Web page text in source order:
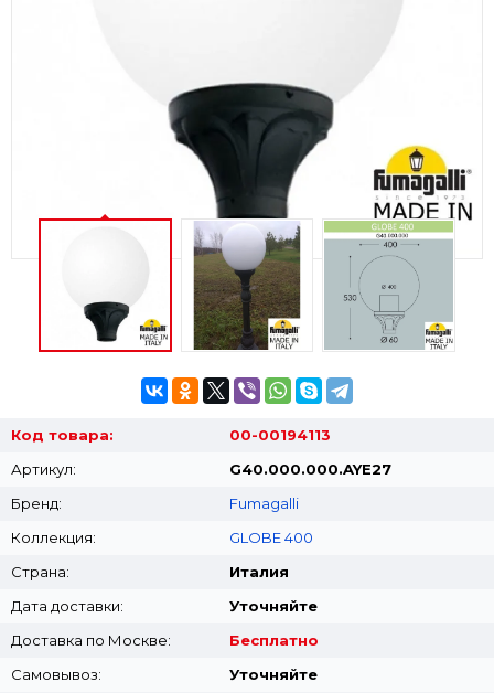
Код товара:
00-00194113
Артикул:
G40.000.000.AYE27
Бренд:
Fumagalli
Коллекция:
GLOBE 400
Страна:
Италия
Дата доставки:
Уточняйте
Доставка по Москве:
Бесплатно
Самовывоз:
Уточняйте